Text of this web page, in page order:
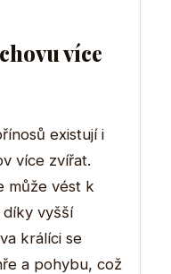
více
existují i
více zvířat.
může vést k
díky vyšší
králíci se
a pohybu, což